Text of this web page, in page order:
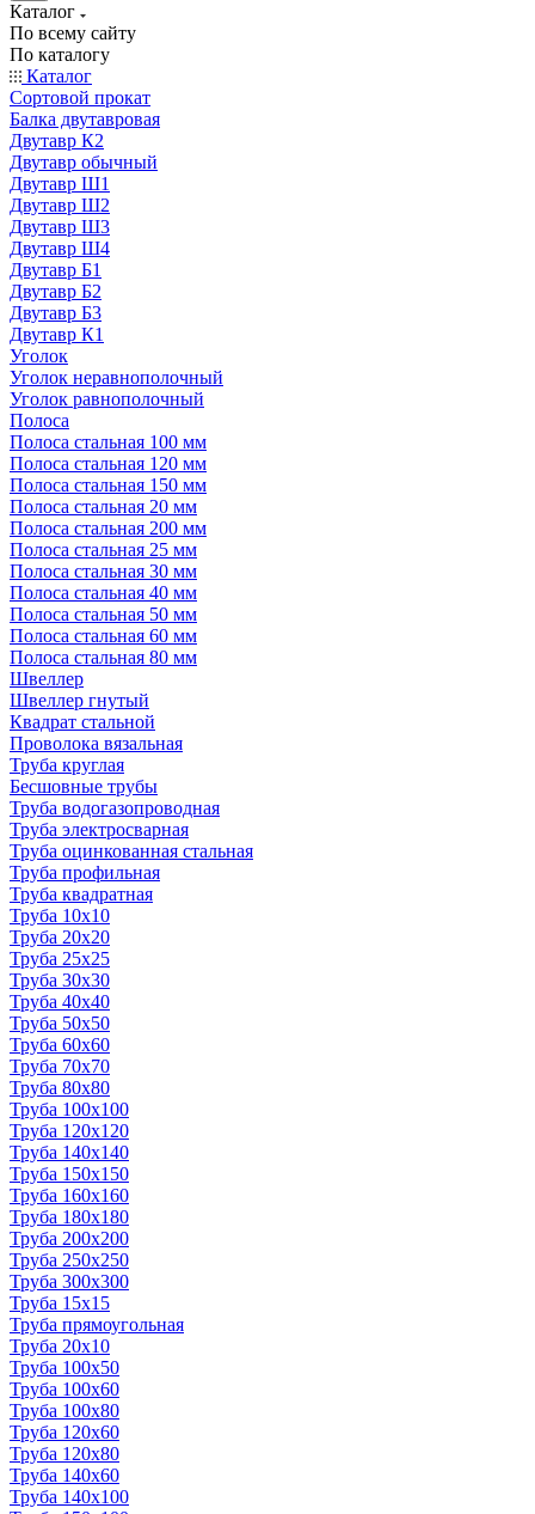
Каталог
По всему сайту
По каталогу
Каталог
Сортовой прокат
Балка двутавровая
Двутавр К2
Двутавр обычный
Двутавр Ш1
Двутавр Ш2
Двутавр Ш3
Двутавр Ш4
Двутавр Б1
Двутавр Б2
Двутавр Б3
Двутавр К1
Уголок
Уголок неравнополочный
Уголок равнополочный
Полоса
Полоса стальная 100 мм
Полоса стальная 120 мм
Полоса стальная 150 мм
Полоса стальная 20 мм
Полоса стальная 200 мм
Полоса стальная 25 мм
Полоса стальная 30 мм
Полоса стальная 40 мм
Полоса стальная 50 мм
Полоса стальная 60 мм
Полоса стальная 80 мм
Швеллер
Швеллер гнутый
Квадрат стальной
Проволока вязальная
Труба круглая
Бесшовные трубы
Труба водогазопроводная
Труба электросварная
Труба оцинкованная стальная
Труба профильная
Труба квадратная
Труба 10x10
Труба 20x20
Труба 25x25
Труба 30x30
Труба 40x40
Труба 50x50
Труба 60x60
Труба 70x70
Труба 80x80
Труба 100x100
Труба 120x120
Труба 140x140
Труба 150x150
Труба 160x160
Труба 180x180
Труба 200x200
Труба 250x250
Труба 300x300
Труба 15x15
Труба прямоугольная
Труба 20x10
Труба 100x50
Труба 100x60
Труба 100x80
Труба 120x60
Труба 120x80
Труба 140x60
Труба 140x100